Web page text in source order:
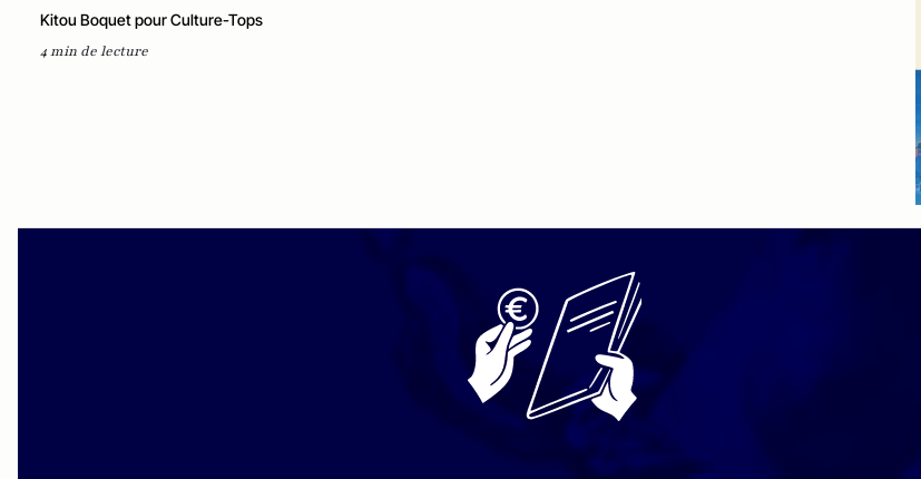
Kitou Boquet pour Culture-Tops
4 min de lecture